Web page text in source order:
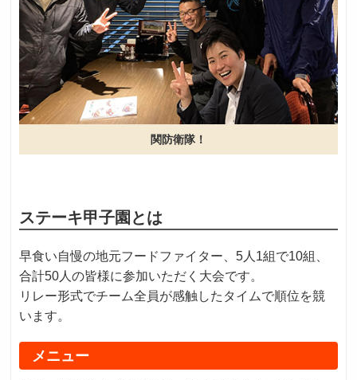
関防衛隊！
ステーキ甲子園とは
早食い自慢の地元フードファイター、5人1組で10組、
合計50人の皆様に参加いただく大会です。
リレー形式でチーム全員が感触したタイムで順位を競
います。
メニュー